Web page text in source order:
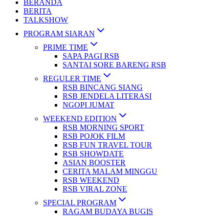
BERANDA
BERITA
TALKSHOW
PROGRAM SIARAN
PRIME TIME
SAPA PAGI RSB
SANTAI SORE BARENG RSB
REGULER TIME
RSB BINCANG SIANG
RSB JENDELA LITERASI
NGOPI JUMAT
WEEKEND EDITION
RSB MORNING SPORT
RSB POJOK FILM
RSB FUN TRAVEL TOUR
RSB SHOWDATE
ASIAN BOOSTER
CERITA MALAM MINGGU
RSB WEEKEND
RSB VIRAL ZONE
SPECIAL PROGRAM
RAGAM BUDAYA BUGIS